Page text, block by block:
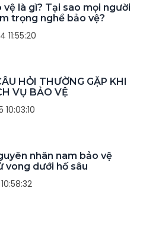
vệ là gì? Tại sao mọi người
trọng nghề bảo vệ?
HỎI THƯỜNG GẶP KHI
VỤ BẢO VỆ
nhân nam bảo vệ
vong dưới hố sâu